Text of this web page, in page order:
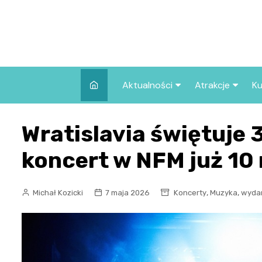
Aktualności
Wszystkie wpisy
Atrakcje
we Wrocławiu
Co warto
Wrocławiu?
Wratislavia świętuje
koncert w NFM już 10
Michał Kozicki 7 maja 2026 Koncerty, Muzyka,